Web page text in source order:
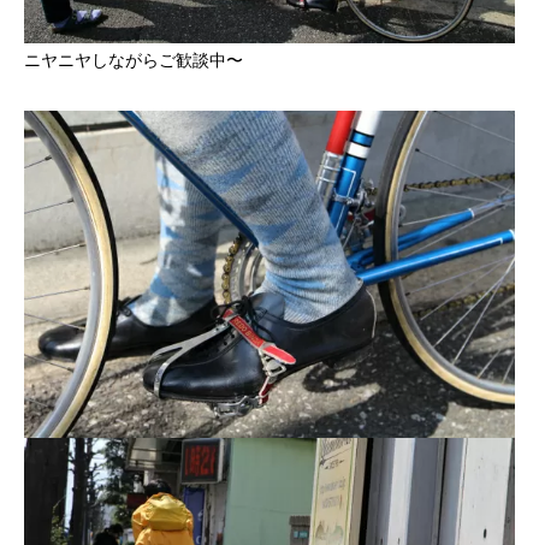
ニヤニヤしながらご歓談中〜